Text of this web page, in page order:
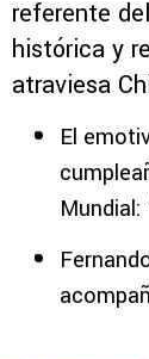
referente
histórica y
atraviesa
El